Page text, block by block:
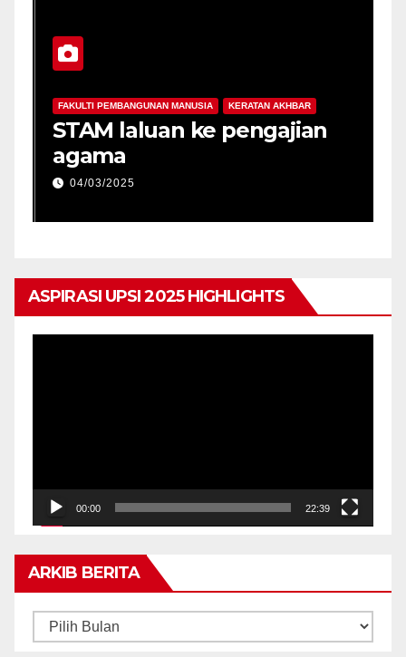
FAKULTI PEMBANGUNAN MANUSIA KERATAN AKHBAR
STAM laluan ke pengajian
agama
04/03/2025
ASPIRASI UPSI 2025 HIGHLIGHTS
00:00 22:39
ARKIB BERITA
ARKIB